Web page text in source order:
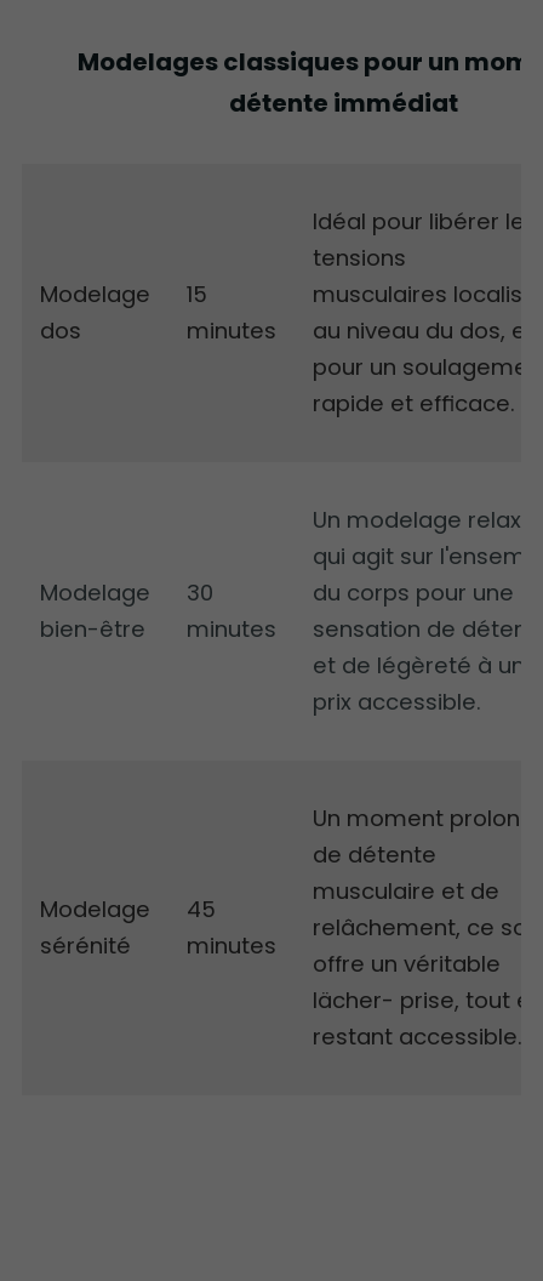
Modelages classiques pour un
détente immédiat
Modelage
dos
15
minutes
Idéal pour libérer les
tensions
musculaires
au niveau du dos, et
pour un
rapide et efficace.
Modelage
bien-être
30
minutes
Un modelage
qui agit sur
du corps pour une
sensation de
et de légèreté à un
prix accessible.
Modelage
sérénité
45
minutes
Un moment
de détente
musculaire et de
relâchement, ce
offre un véritable
lächer- prise, tout
restant accessible.